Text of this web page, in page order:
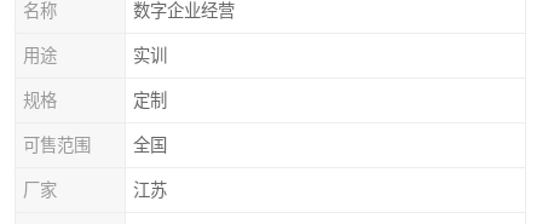
名称 数字企业经营
用途 实训
规格 定制
可售范围 全国
厂家 江苏